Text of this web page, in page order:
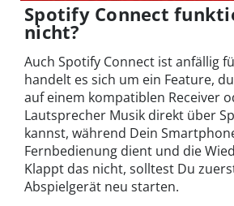
Spotify Connect
nicht?
Auch Spotify Connect ist anfällig
handelt es sich um ein Feature,
auf einem kompatiblen Receiver
Lautsprecher Musik direkt über
kannst, während Dein
Fernbedienung dient und die
Klappt das nicht, solltest Du
Abspielgerät neu starten.